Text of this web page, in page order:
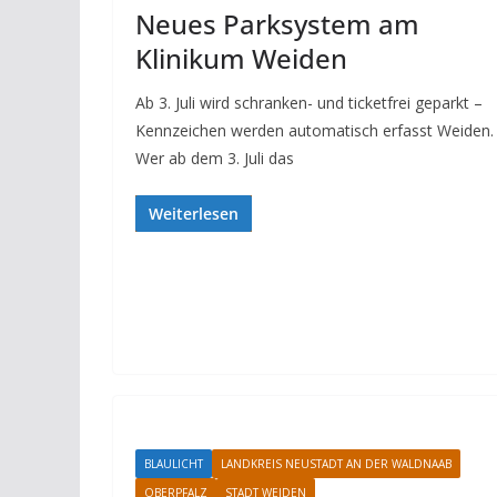
Neues Parksystem am
Klinikum Weiden
Ab 3. Juli wird schranken- und ticketfrei geparkt –
Kennzeichen werden automatisch erfasst Weiden.
Wer ab dem 3. Juli das
Weiterlesen
BLAULICHT
LANDKREIS NEUSTADT AN DER WALDNAAB
OBERPFALZ
STADT WEIDEN